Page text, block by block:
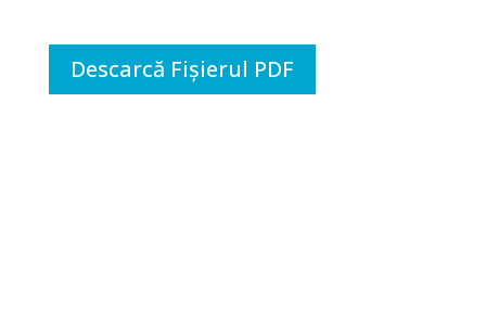
Descarcă Fișierul PDF